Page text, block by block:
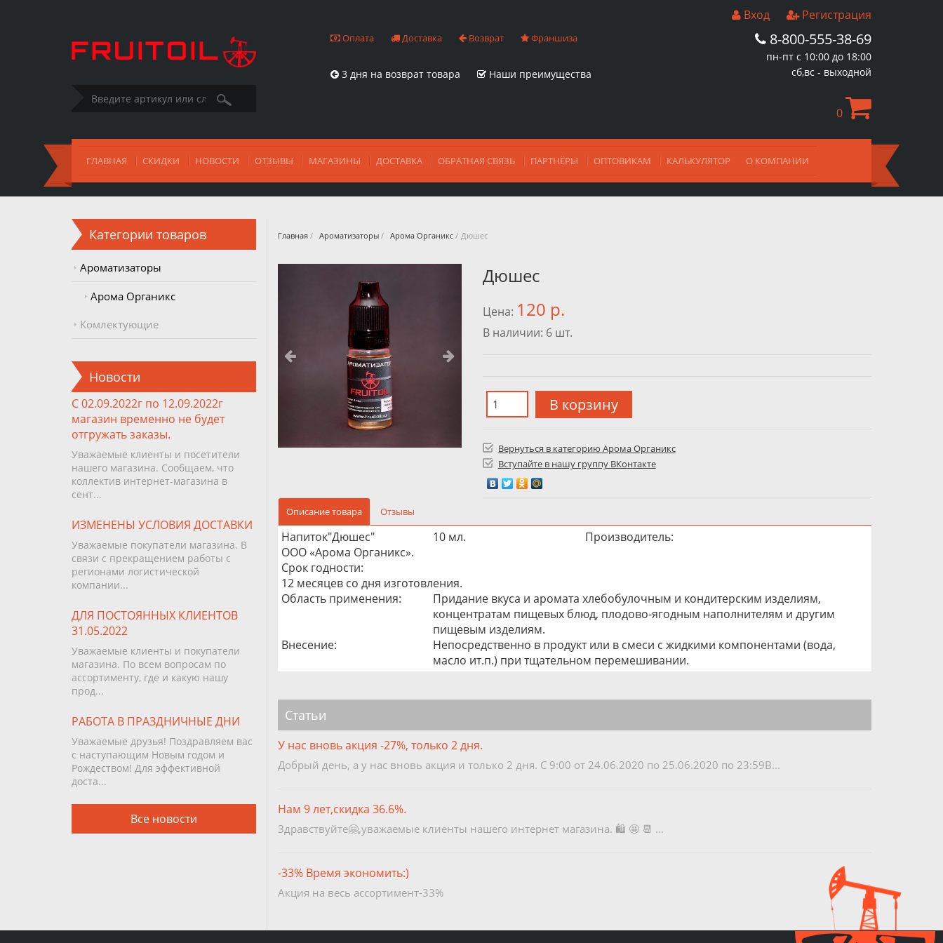
Вход Регистрация
Оплата Доставка Возврат Франшиза
3 дня на возврат товара Наши преимущества
8-800-555-38-69
пн-пт с 10:00 до 18:00
сб,вс - выходной
0
ГЛАВНАЯ СКИДКИ НОВОСТИ ОТЗЫВЫ МАГАЗИНЫ ДОСТАВКА ОБРАТНАЯ СВЯЗЬ ПАРТНЁРЫ ОПТОВИКАМ КАЛЬКУЛЯТОР О КОМПАНИИ
Категории товаров
Ароматизаторы
Арома Органикс
Комлектующие
Новости
С 02.09.2022г по 12.09.2022г
магазин временно не будет
отгружать заказы.
Уважаемые клиенты и посетители
нашего магазина. Сообщаем, что
коллектив интернет-магазина в
сент...
ИЗМЕНЕНЫ УСЛОВИЯ ДОСТАВКИ
Уважаемые покупатели магазина. В
связи с прекращением работы с
регионами логистической
компании...
ДЛЯ ПОСТОЯННЫХ КЛИЕНТОВ
31.05.2022
Уважаемые клиенты и покупатели
магазина. По всем вопросам по
ассортименту, где и какую нашу
прод...
РАБОТА В ПРАЗДНИЧНЫЕ ДНИ
Уважаемые друзья! Поздравляем вас
с наступающим Новым годом и
Рождеством! Для эффективной
доста...
Все новости
Главная/ Ароматизаторы/ Арома Органикс/ Дюшес
Дюшес
Цена: 120 р.
В наличии: 6шт.
Вернуться в категорию Арома Органикс
Вступайте в нашу группу ВКонтакте
Описание товара Отзывы
Напиток"Дюшес" 10 мл.
Производитель:
ООО «Арома Органикс».
Срок годности:
12 месяцев со дня изготовления.
Область применения:
Придание вкуса и аромата хлебобулочным и кондитерским изделиям,
концентратам пищевых блюд, плодово-ягодным наполнителям и другим
пищевым изделиям.
Внесение:
Непосредственно в продукт или в смеси с жидкими компонентами (вода,
масло ит.п.) при тщательном перемешивании.
Статьи
У нас вновь акция -27%, только 2 дня.
Добрый день, а у нас вновь акция и только 2 дня. С 9:00 от 24.06.2020 по 25.06.2020 по 23:59В...
Нам 9 лет,скидка 36.6%.
Здравствуйте🤗,уважаемые клиенты нашего интернет магазина. 🛍 🤩 📆 ...
-33% Время экономить:)
Акция на весь ассортимент-33%